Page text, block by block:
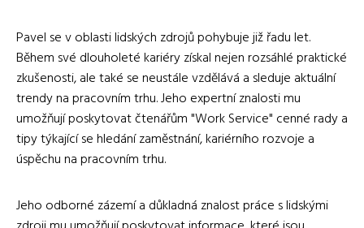
Pavel se v oblasti lidských zdrojů pohybuje již řadu let.
Během své dlouholeté kariéry získal nejen rozsáhlé praktické
zkušenosti, ale také se neustále vzdělává a sleduje aktuální
trendy na pracovním trhu. Jeho expertní znalosti mu
umožňují poskytovat čtenářům "Work Service" cenné rady a
tipy týkající se hledání zaměstnání, kariérního rozvoje a
úspěchu na pracovním trhu.
Jeho odborné zázemí a důkladná znalost práce s lidskými